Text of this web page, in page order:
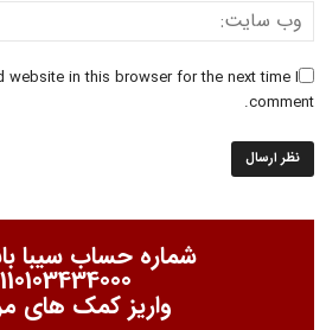
website in this browser for the next time I
comment.
شماره حساب سیبا
واریز کمک های